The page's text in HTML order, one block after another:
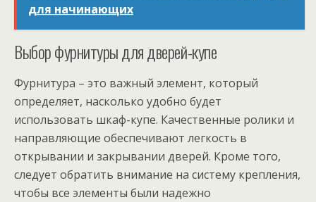
для начинающих
Выбор фурнитуры для дверей-купе
Фурнитура – это важный элемент, который
определяет, насколько удобно будет
использовать шкаф-купе. Качественные ролики и
направляющие обеспечивают легкость в
открывании и закрывании дверей. Кроме того,
следует обратить внимание на систему крепления,
чтобы все элементы были надежно